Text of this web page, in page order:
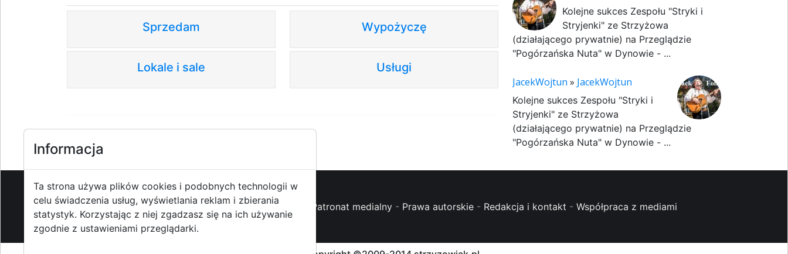
Sprzedam Wypożyczę
Lokale i sale Usługi
Kolejne sukces Zespołu "Stryki i
Stryjenki" ze Strzyżowa
(działającego prywatnie) na Przeglądzie
"Pogórzańska Nuta" w Dynowie - ...
JacekWojtun » JacekWojtun
Kolejne sukces Zespołu "Stryki i
Stryjenki" ze Strzyżowa
(działającego prywatnie) na Przeglądzie
"Pogórzańska Nuta" w Dynowie - ...
O strzyzowiak.pl-Reklama -Pomoc (FAQ) Patronat medialny - Prawa autorskie - Redakcja i kontakt - Współpraca z mediami
Informacja
Ta strona używa plików cookies i podobnych technologii w
celu świadczenia usług, wyświetlania reklam i zbierania
statystyk. Korzystając z niej zgadzasz się na ich używanie
zgodnie z ustawieniami przeglądarki.